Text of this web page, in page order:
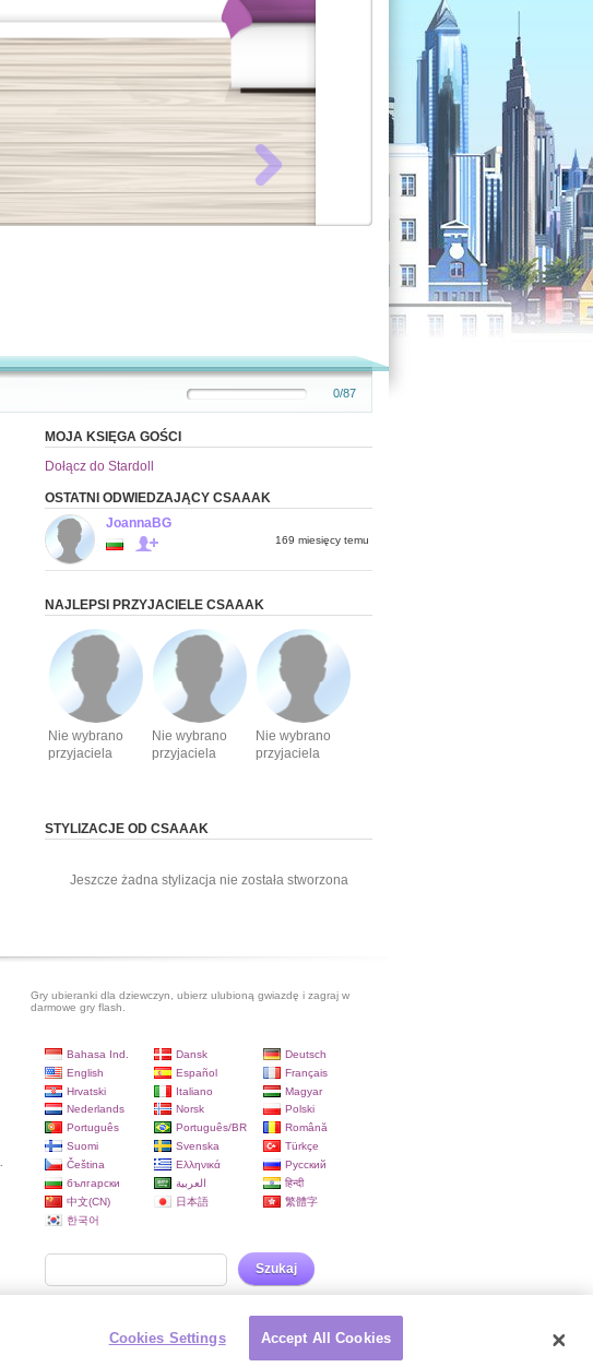
0/87
MOJA KSIĘGA GOŚCI
Dołącz do Stardoll
OSTATNI ODWIEDZAJĄCY CSAAAK
JoannaBG
169 miesięcy temu
NAJLEPSI PRZYJACIELE CSAAAK
Nie wybrano
przyjaciela
Nie wybrano
przyjaciela
Nie wybrano
przyjaciela
STYLIZACJE OD CSAAAK
Jeszcze żadna stylizacja nie została stworzona
Gry ubieranki dla dziewczyn, ubierz ulubioną gwiazdę i zagraj w
darmowe gry flash.
Bahasa Ind. Dansk
Deutsch
English
Español
Français
Hrvatski
Italiano
Magyar
Nederlands
Norsk
Polski
Português
Português/BR
Română
Suomi
Svenska
Türkçe
Čeština
Ελληνικά
Русский
български
العربية
हिन्दी
中文(CN)
日本語
繁體字
한국어
Szukaj
Cookies Settings Accept All Cookies